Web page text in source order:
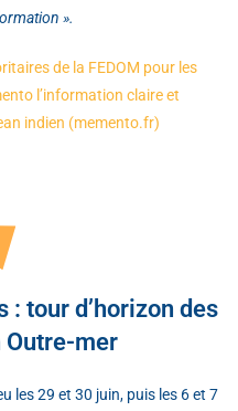
».
de la FEDOM pour les
l’information claire et
indien (memento.fr)
tour d’horizon des
Outre-mer
les 29 et 30 juin, puis les 6 et 7